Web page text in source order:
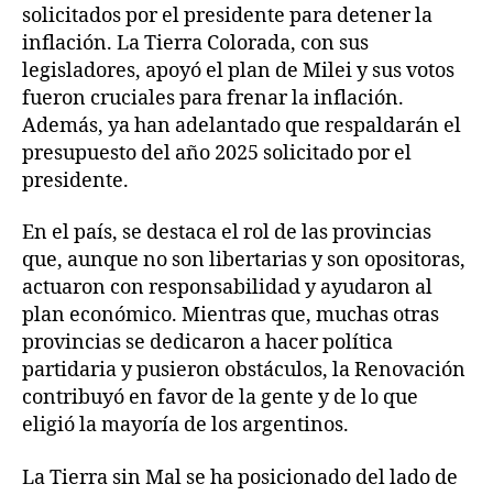
solicitados por el presidente para detener la
inflación. La Tierra Colorada, con sus
legisladores, apoyó el plan de Milei y sus votos
fueron cruciales para frenar la inflación.
Además, ya han adelantado que respaldarán el
presupuesto del año 2025 solicitado por el
presidente.
En el país, se destaca el rol de las provincias
que, aunque no son libertarias y son opositoras,
actuaron con responsabilidad y ayudaron al
plan económico. Mientras que, muchas otras
provincias se dedicaron a hacer política
partidaria y pusieron obstáculos, la Renovación
contribuyó en favor de la gente y de lo que
eligió la mayoría de los argentinos.
La Tierra sin Mal se ha posicionado del lado de